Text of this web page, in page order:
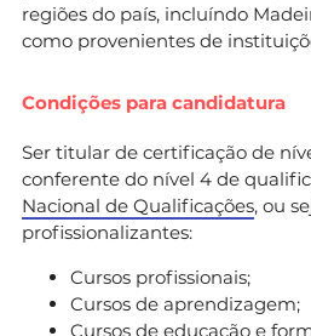
regiões do país, incluíndo
como provenientes de
Condições para candidatura
Ser titular de certificação de
conferente do nível 4 de
Nacional de Qualificações, ou
profissionalizantes:
Cursos profissionais;
Cursos de aprendizagem;
Cursos de educação e